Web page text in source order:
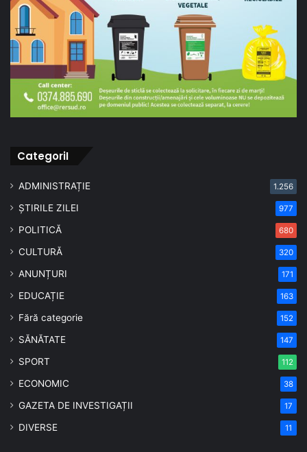
CategoriI
ADMINISTRAȚIE 1.256
ȘTIRILE ZILEI 977
POLITICĂ 680
CULTURĂ 320
ANUNȚURI 171
EDUCAȚIE 163
Fără categorie 152
SĂNĂTATE 147
SPORT 112
ECONOMIC 38
GAZETA DE INVESTIGAȚII 17
DIVERSE 11